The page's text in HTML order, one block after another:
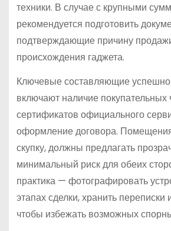
техники. В случае с крупными
рекомендуется подготовить
подтверждающие причину
происхождения гаджета.
Ключевые составляющие
включают наличие покупательных
сертификатов официального
оформление договора.
скупку, должны предлагать
минимальный риск для обеих
практика — фотографировать
этапах сделки, хранить переписки
чтобы избежать возможных